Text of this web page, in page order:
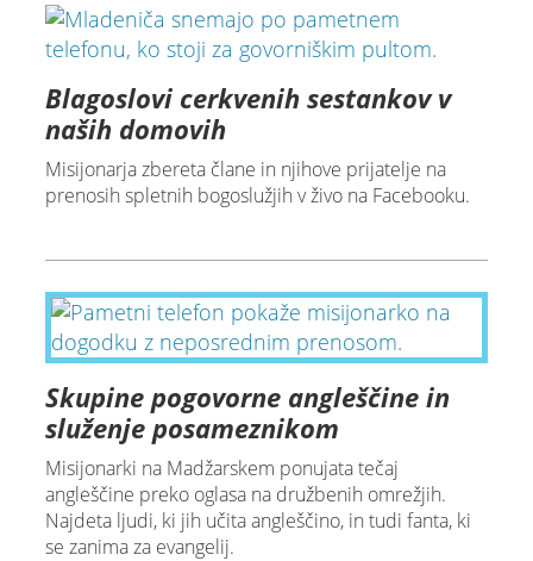
Blagoslovi cerkvenih sestankov v
naših domovih
Misijonarja zbereta člane in njihove prijatelje na
prenosih spletnih bogoslužjih v živo na Facebooku.
Skupine pogovorne angleščine in
služenje posameznikom
Misijonarki na Madžarskem ponujata tečaj
angleščine preko oglasa na družbenih omrežjih.
Najdeta ljudi, ki jih učita angleščino, in tudi fanta, ki
se zanima za evangelij.